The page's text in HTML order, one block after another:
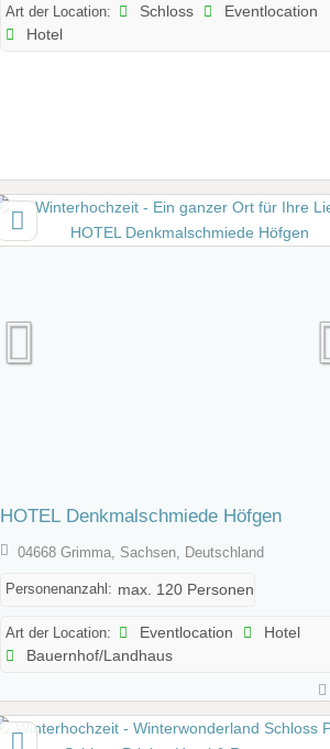
Art der Location: Schloss
Eventlocation
Hotel
HOTEL Denkmalschmiede Höfgen
04668 Grimma, Sachsen, Deutschland
Personenanzahl: max. 120 Personen
Art der Location: Eventlocation
Hotel
Bauernhof/Landhaus